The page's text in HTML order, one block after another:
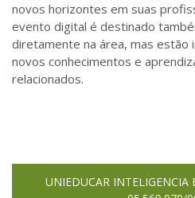
novos horizontes em suas
evento digital é destinado
diretamente na área, mas
novos conhecimentos e
relacionados.
UNIEDUCAR INTELIGENCIA